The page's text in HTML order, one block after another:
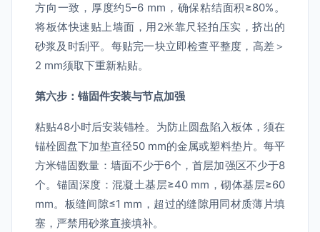
方向一致，厚度约5–6 mm，确保粘结面积≥80%。
将板体快速贴上墙面，用2米靠尺轻拍压实，挤出的
砂浆及时刮平。每贴完一块立即检查平整度，高差＞
2 mm须取下重新粘贴。
第六步：锚固件安装与节点加强
粘贴48小时后安装锚栓。为防止圆盘陷入板体，须在
锚栓圆盘下加垫直径50 mm的金属或塑料垫片。每平
方米锚固数量：墙面不少于6个，首层加强区不少于8
个。锚固深度：混凝土基层≥40 mm，砌体基层≥60
mm。板缝间隙≤1 mm，超过的缝隙用同材质薄片填
塞，严禁用砂浆直接填补。